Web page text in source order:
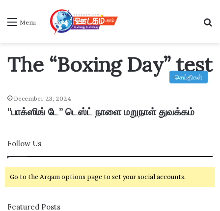
Menu
The “Boxing Day” test
செய்திகள்
December 23, 2024
“பாக்ஸிங் டே” டெஸ்ட் நாளை மறுநாள் துவக்கம்
Follow Us
Go to the Arqam options page to set your social accounts.
Featured Posts